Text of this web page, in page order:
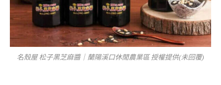
名殼屋 松子黑芝麻醬｜蘭陽溪口休閒農業區 授權提供(未回覆)